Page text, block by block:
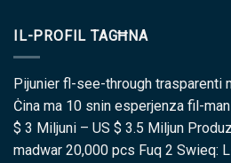
IL-PROFIL TAGĦNA
Pijunier fl-see-through trasparenti
Ċina ma 10 snin esperjenza fil-
$ 3 Miljuni – US $ 3.5 Miljun
madwar 20,000 pcs Fuq 2 Swieq: